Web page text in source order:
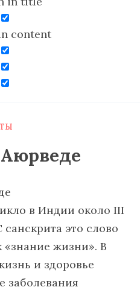
content
в Индии около III
это слово
«знание жизни». В
и здоровье
заболевания